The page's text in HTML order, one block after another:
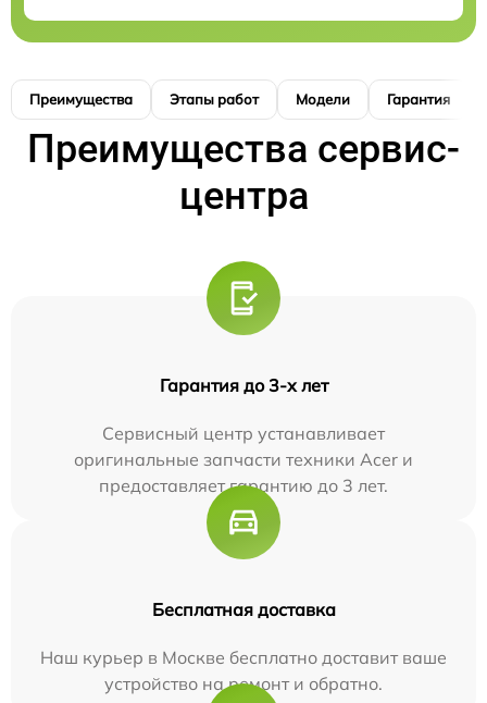
Преимущества Этапы работ Модели Гарантия
Преимущества сервис-
центра
Гарантия до 3-х лет
Сервисный центр устанавливает
оригинальные запчасти техники Acer и
предоставляет гарантию до 3 лет.
Бесплатная доставка
Наш курьер в Москве бесплатно доставит ваше
устройство на ремонт и обратно.